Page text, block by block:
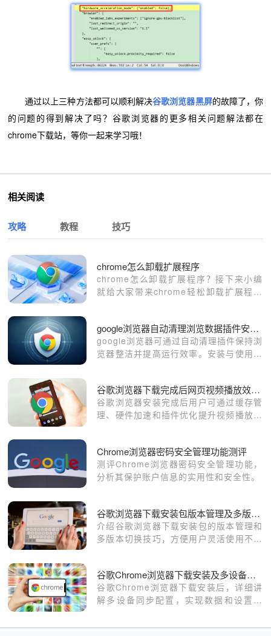
通过以上三种方法都可以顺利解决谷歌浏览器黑屏的故障了，你
的问题的得到解决了吗？谷歌浏览器的更多相关问题解法都在
chrome下载站，等你一起来学习哦！
相关阅读
攻略 教程 技巧
chrome怎么卸载扩展程序
chrome怎么卸载扩展程序？接下来小编
就给大家带来chrome轻松卸载扩展程序
google浏览器自动清理浏览数据插件安装及使用指南
google浏览器可通过自动清理插件保持浏
览器整洁并提高运行效率。安装与使用指
谷歌浏览器下载完成后网页视频播放效率优化教程
谷歌浏览器安装完成后用户可通过缓存管
理、硬件加速和插件优化提升视频播放流
Chrome浏览器密码安全管理功能测评
测评Chrome浏览器密码安全管理功能，
分析其保护账户信息的实用性和安全性。
谷歌浏览器下载安装包版本管理及多版本切换操作技巧
介绍谷歌浏览器下载安装包的版本管理和
多版本切换技巧，方便用户灵活使用不同
谷歌Chrome浏览器下载安装及多设备同步配置指南
谷歌Chrome浏览器下载安装后，详细讲
解多设备同步配置，实现数据和设置共